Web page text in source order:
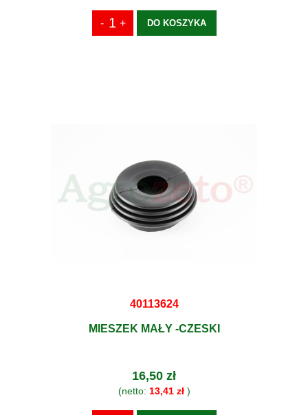
DO KOSZYKA
40113624
MIESZEK MAŁY -CZESKI
16,50 zł
(netto: 13,41 zł)